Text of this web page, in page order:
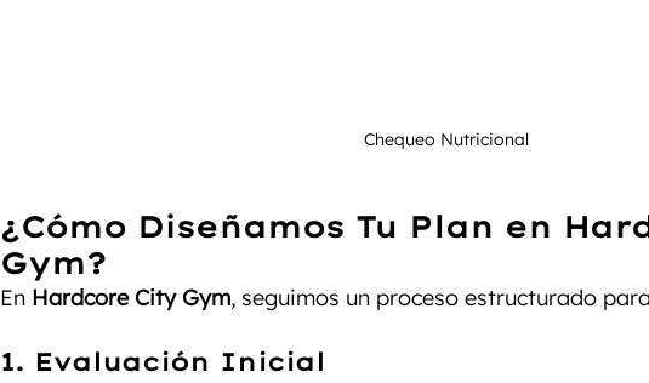
Chequeo Nutricional
¿Cómo Diseñamos Tu Plan en
Gym?
En Hardcore City Gym, seguimos un proceso estructurado
1. Evaluación Inicial